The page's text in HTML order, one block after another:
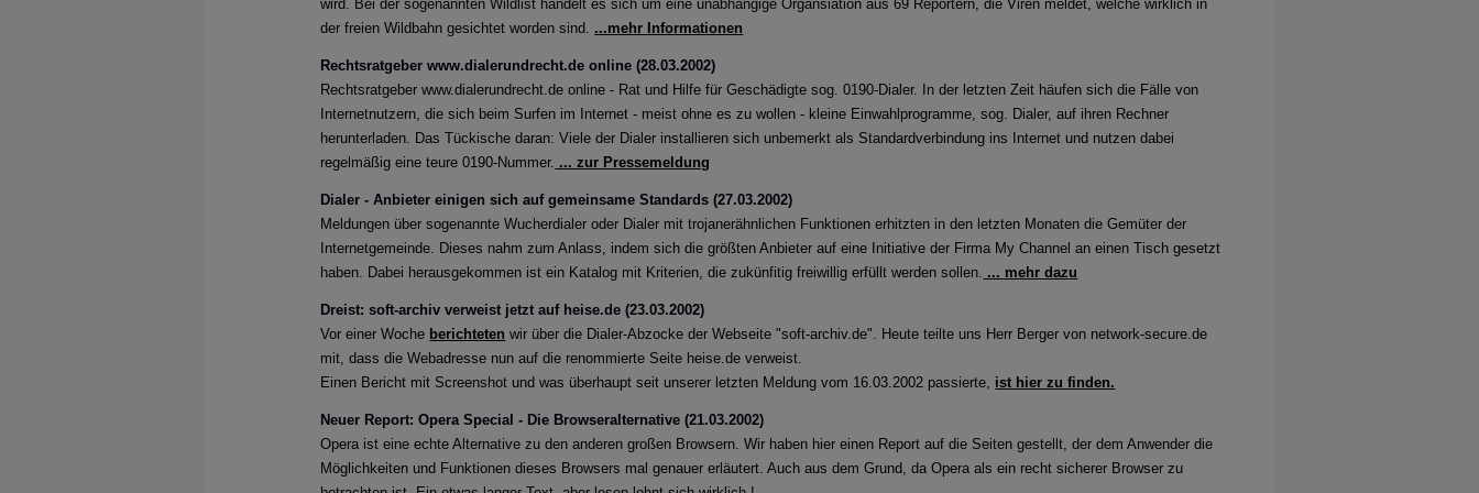
Aufgepasst: Firefox und Tor Browser Schadcode-Add-ons
Es gibt wichtige Sicherheitsupdates für Firefox, Firefox ESR und Tor Browser. Keine Lücke gilt als kritisch.
Massive Sicherheitslücken durch Mitarbeiter im Home Office
Umfrage unter Entscheidungsträgern im Bereich IT- und Cybersicherheit zeigt einen Anstieg von 20 Prozent der
Phishing-Mails im Namen der Personalabteilung
Cyberkriminelle haben Arbeitnehmer und Jobsuchende im Visier
Corona-Warn-Apps im Fokus
Experten bescheinigen der Corona-Warn-App ein hohes Sicherheits- und Datenschutzniveau. Doch wie steht die
App im Vergleich zu anderen Ländern da?
Zielgerichtete Attacken: Zero-Day-Exploits im Betriebssystem von Windows und im Internet Explorer
APT-Akteur DarkHotel könnte hinter den Exploits stehen
wird. Bei der sogenannten Wildlist handelt es sich um eine unabhängige Organsiation aus 69 Reportern, die Viren meldet, welche wirklich in
der freien Wildbahn gesichtet worden sind. ...mehr Informationen
Rechtsratgeber www.dialerundrecht.de online (28.03.2002)
Rechtsratgeber www.dialerundrecht.de online - Rat und Hilfe für Geschädigte sog. 0190-Dialer. In der letzten Zeit häufen sich die Fälle von
Internetnutzern, die sich beim Surfen im Internet - meist ohne es zu wollen - kleine Einwahlprogramme, sog. Dialer, auf ihren Rechner
herunterladen. Das Tückische daran: Viele der Dialer installieren sich unbemerkt als Standardverbindung ins Internet und nutzen dabei
regelmäßig eine teure 0190-Nummer. ... zur Pressemeldung
Dialer - Anbieter einigen sich auf gemeinsame Standards (27.03.2002)
Meldungen über sogenannte Wucherdialer oder Dialer mit trojanerähnlichen Funktionen erhitzten in den letzten Monaten die Gemüter der
Internetgemeinde. Dieses nahm zum Anlass, indem sich die größten Anbieter auf eine Initiative der Firma My Channel an einen Tisch gesetzt
haben. Dabei herausgekommen ist ein Katalog mit Kriterien, die zukünfitig freiwillig erfüllt werden sollen. ... mehr dazu
Dreist: soft-archiv verweist jetzt auf heise.de (23.03.2002)
Vor einer Woche berichteten wir über die Dialer-Abzocke der Webseite "soft-archiv.de". Heute teilte uns Herr Berger von network-secure.de
mit, dass die Webadresse nun auf die renommierte Seite heise.de verweist.
Einen Bericht mit Screenshot und was überhaupt seit unserer letzten Meldung vom 16.03.2002 passierte, ist hier zu finden.
Neuer Report: Opera Special - Die Browseralternative (21.03.2002)
Opera ist eine echte Alternative zu den anderen großen Browsern. Wir haben hier einen Report auf die Seiten gestellt, der dem Anwender die
Möglichkeiten und Funktionen dieses Browsers mal genauer erläutert. Auch aus dem Grund, da Opera als ein recht sicherer Browser zu